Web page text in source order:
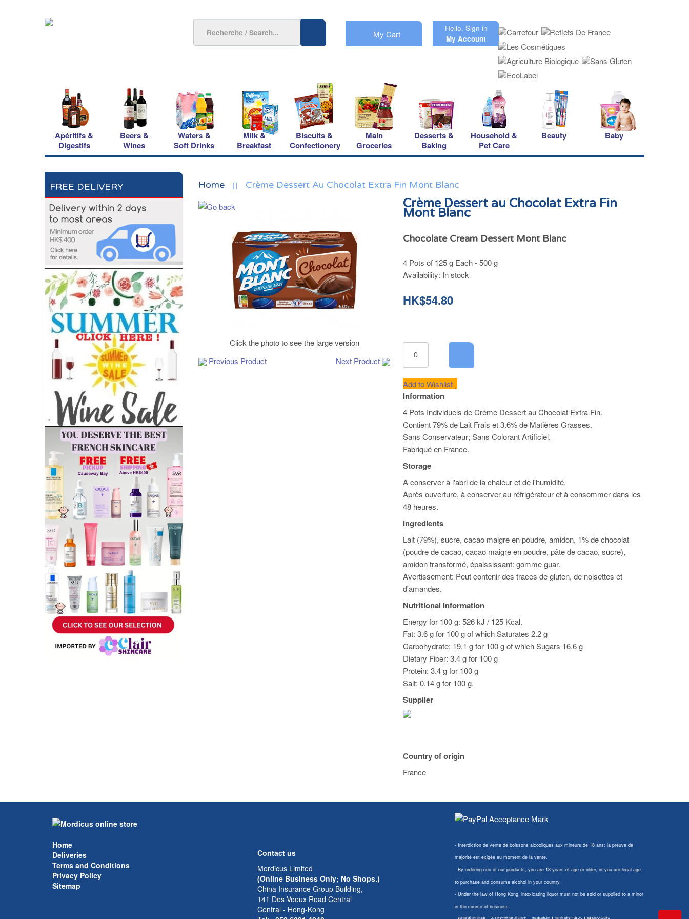
My Cart
Hello. Sign in
My Account
Apéritifs &
Digestifs
Beers &
Wines
Waters &
Soft Drinks
Milk &
Breakfast
Biscuits &
Confectionery
Main
Groceries
Desserts &
Baking
Household &
Pet Care
Beauty Baby
FREE DELIVERY Home Crème Dessert Au Chocolat Extra Fin Mont Blanc
Click the photo to see the large version
Previous Product
Next Product
Crème Dessert au Chocolat Extra Fin
Mont Blanc
Chocolate Cream Dessert Mont Blanc
4 Pots of 125 g Each - 500 g
Availability: In stock
HK$54.80
Add to Wishlist
Information
4 Pots Individuels de Crème Dessert au Chocolat Extra Fin.
Contient 79% de Lait Frais et 3.6% de Matières Grasses.
Sans Conservateur; Sans Colorant Artificiel.
Fabriqué en France.
Storage
A conserver à l'abri de la chaleur et de l'humidité.
Après ouverture, à conserver au réfrigérateur et à consommer dans les
48 heures.
Ingredients
Lait (79%), sucre, cacao maigre en poudre, amidon, 1% de chocolat
(poudre de cacao, cacao maigre en poudre, pâte de cacao, sucre),
amidon transformé, épaississant: gomme guar.
Avertissement: Peut contenir des traces de gluten, de noisettes et
d'amandes.
Nutritional Information
Energy for 100 g: 526 kJ / 125 Kcal.
Fat: 3.6 g for 100 g of which Saturates 2.2 g
Carbohydrate: 19.1 g for 100 g of which Sugars 16.6 g
Dietary Fiber: 3.4 g for 100 g
Protein: 3.4 g for 100 g
Salt: 0.14 g for 100 g.
Supplier
Country of origin
France
Home
Deliveries
Terms and Conditions
Privacy Policy
Sitemap
Contact us
Mordicus Limited
(Online Business Only; No Shops.)
China Insurance Group Building,
141 Des Voeux Road Central
Central - Hong-Kong
- Interdiction de vente de boissons alcooliques aux mineurs de 18 ans; la preuve de
majorité est exigée au moment de la vente.
- By ordering one of our products, you are 18 years of age or older, or you are legal age
to purchase and consume alcohol in your country.
- Under the law of Hong Kong, intoxicating liquor must not be sold or supplied to a minor
in the course of business.